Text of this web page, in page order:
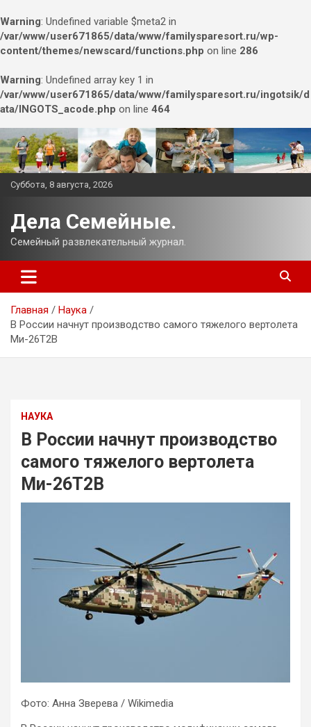
Warning: Undefined variable $meta2 in
/var/www/user671865/data/www/familysparesort.ru/wp-
content/themes/newscard/functions.php on line 286
Warning: Undefined array key 1 in
/var/www/user671865/data/www/familysparesort.ru/ingotsik/d
ata/INGOTS_acode.php on line 464
Перейти
к
содержимому
Суббота, 8 августа, 2026
Дела Семейные.
Семейный развлекательный журнал.
Главная
Наука
В России начнут производство самого тяжелого вертолета
Ми-26Т2В
НАУКА
В России начнут производство
самого тяжелого вертолета
Ми-26Т2В
Фото: Анна Зверева / Wikimedia